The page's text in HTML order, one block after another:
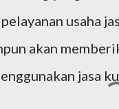
usaha
akan
jasa